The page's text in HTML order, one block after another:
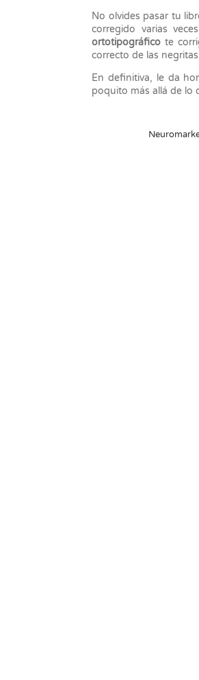
No olvides pasar tu
corregido varias
ortotipográfico te
correcto de las
En definitiva, le da
poquito más allá de lo